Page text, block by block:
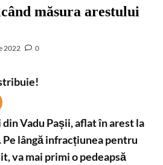
măsura arestului
2022 0
Vadu Pașii, aflat în arest la
lângă infracțiunea pentru
va mai primi o pedeapsă